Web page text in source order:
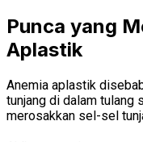
Punca yang
Aplastik
Anemia aplastik
tunjang di dalam tulang
merosakkan sel-sel